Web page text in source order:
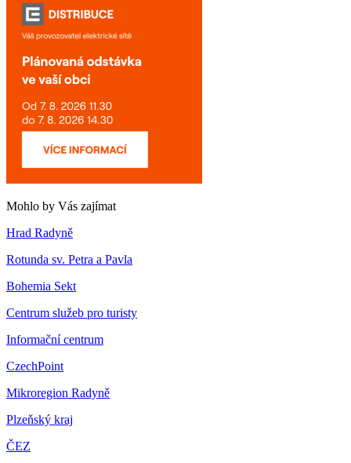
Mohlo by Vás zajímat
Hrad Radyně
Rotunda sv. Petra a Pavla
Bohemia Sekt
Centrum služeb pro turisty
Informační centrum
CzechPoint
Mikroregion Radyně
Plzeňský kraj
ČEZ